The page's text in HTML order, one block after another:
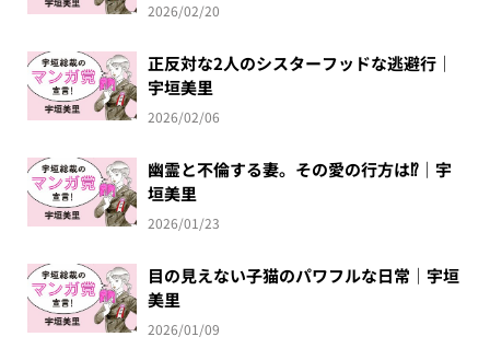
2026/02/20
正反対な2人のシスターフッドな逃避行｜
宇垣美里
2026/02/06
幽霊と不倫する妻。その愛の行方は⁉｜宇
垣美里
2026/01/23
目の見えない子猫のパワフルな日常｜宇垣
美里
2026/01/09